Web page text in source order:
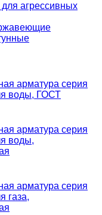
агрессивных
арматура серия
воды, ГОСТ
арматура серия
воды,
арматура серия
газа,